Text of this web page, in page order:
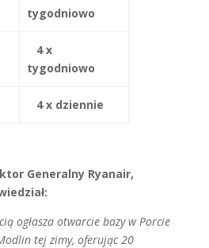
tygodniowo
4 x
tygodniowo
4 x dziennie
Generalny Ryanair,
ogłasza otwarcie bazy w Porcie
tej zimy, oferując 20